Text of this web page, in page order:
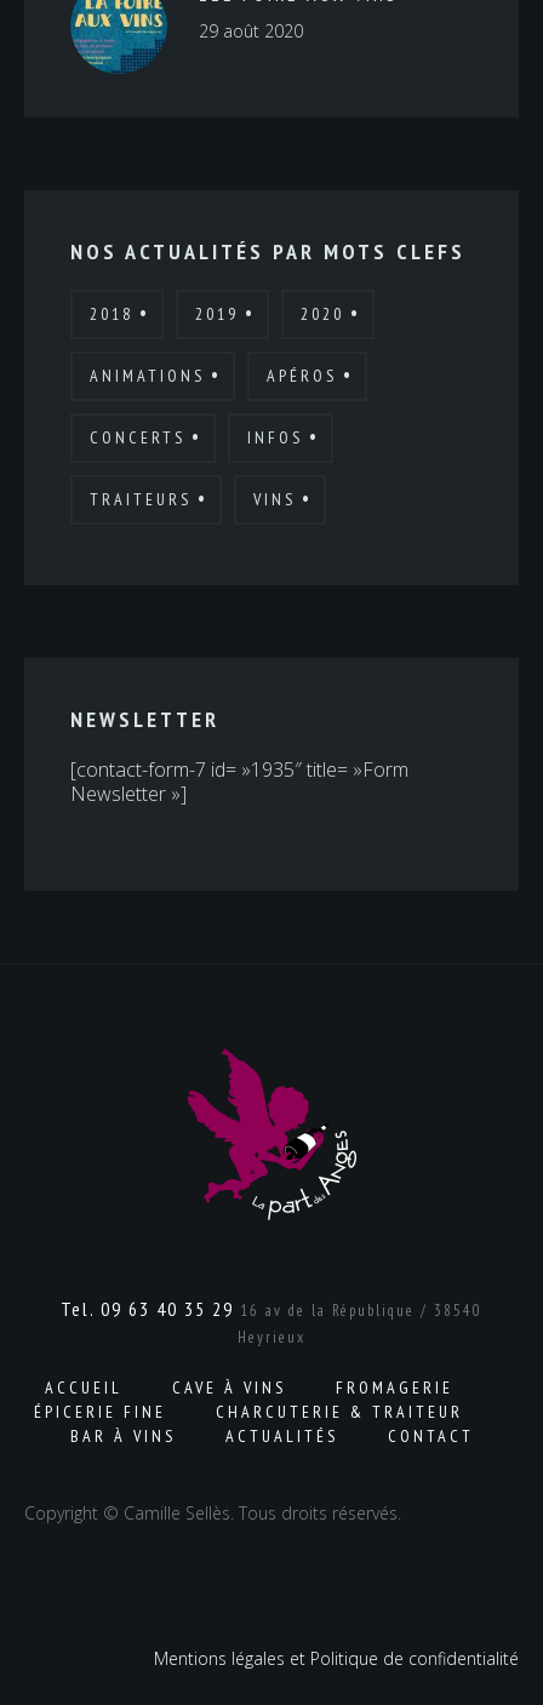
29 août 2020
NOS ACTUALITÉS PAR MOTS CLEFS
2018 2019 2020
ANIMATIONS APÉROS
CONCERTS INFOS
TRAITEURS VINS
NEWSLETTER
[contact-form-7 id= »1935″ title= »Form
Newsletter »]
Tel. 09 63 40 35 29 16 av de la République / 38540
Heyrieux
ACCUEIL CAVE À VINS
FROMAGERIE
ÉPICERIE FINE
CHARCUTERIE & TRAITEUR
BAR À VINS
ACTUALITÉS CONTACT
Copyright © Camille Sellès. Tous droits réservés.
Mentions légales et Politique de confidentialité